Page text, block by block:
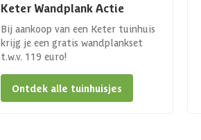
Keter Wandplank Actie
Bij aankoop van een Keter tuinhuis
krijg je een gratis wandplankset
t.w.v. 119 euro!
Ontdek alle tuinhuisjes